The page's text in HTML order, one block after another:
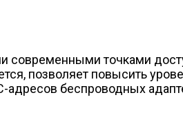
современными точками
позволяет повысить
адресов беспроводных